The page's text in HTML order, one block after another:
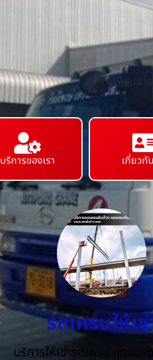
รถเครนรับจ้
บริการของเรา เกี่ยวกั
รถเครนให้เช่
บริการให้เช่ารถเครน ทุกขนา